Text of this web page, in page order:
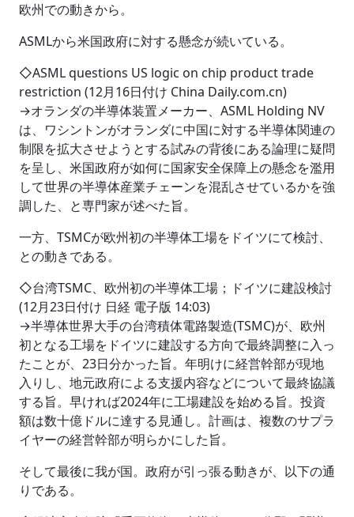
欧州での動きから。
ASMLから米国政府に対する懸念が続いている。
◇ASML questions US logic on chip product trade
restriction (12月16日付け China Daily.com.cn)
→オランダの半導体装置メーカー、ASML Holding NV
は、ワシントンがオランダに中国に対する半導体関連の
制限を拡大させようとする試みの背後にある論理に疑問
を呈し、米国政府が如何に国家安全保障上の懸念を濫用
して世界の半導体産業チェーンを混乱させているかを強
調した、と専門家が述べた旨。
一方、TSMCが欧州初の半導体工場をドイツにて検討、
との動きである。
◇台湾TSMC、欧州初の半導体工場；ドイツに建設検討
(12月23日付け 日経 電子版 14:03)
→半導体世界大手の台湾積体電路製造(TSMC)が、欧州
初となる工場をドイツに建設する方向で最終調整に入っ
たことが、23日分かった旨。年明けに経営幹部が現地
入りし、地元政府による支援内容などについて最終協議
する旨。早ければ2024年に工場建設を始める旨。投資
額は数十億ドルに達する見通し。計画は、複数のサプラ
イヤーの経営幹部が明らかにした旨。
そして最後に我が国。政府が引っ張る動きが、以下の通
りである。